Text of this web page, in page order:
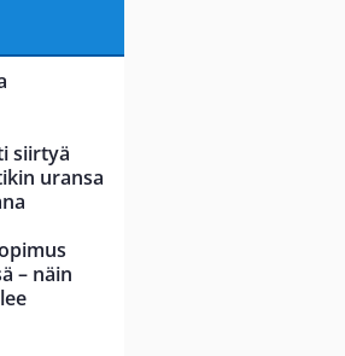
siirtyä
uransa
– näin